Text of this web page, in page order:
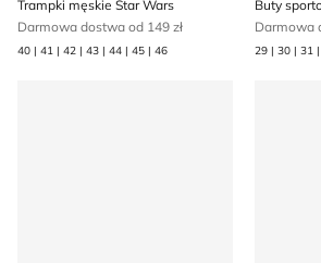
Trampki męskie Star Wars
Darmowa dostwa od 149 zł
40 | 41 | 42 | 43 | 44 | 45 | 46
Darmowa
29 | 30 | 31